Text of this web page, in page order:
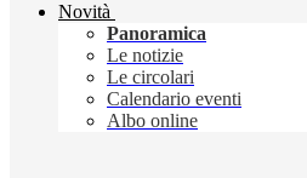
Novità
Panoramica
Le notizie
Le circolari
Calendario eventi
Albo online